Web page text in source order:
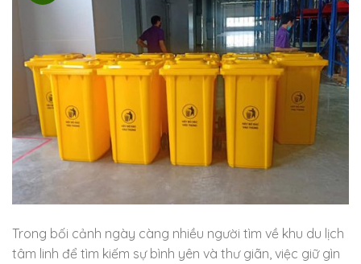
Trong bối cảnh ngày càng nhiều người tìm về khu du lịch
tâm linh để tìm kiếm sự bình yên và thư giãn, việc giữ gìn